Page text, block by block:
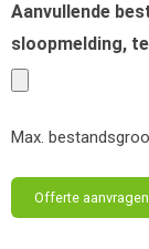
Aanvullende
sloopmelding,
Max.